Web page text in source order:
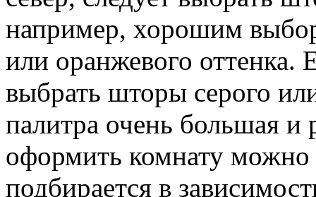
например, хорошим
или оранжевого
выбрать шторы серого
палитра очень большая и
оформить комнату
подбирается в